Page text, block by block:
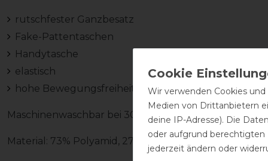
rutschfester Ganzbesatz
Fake-Pattentaschen
Handytasche
elastisch
hohe Bewegungsfreiheit
Maschinenwaschbar bei 30 Grad im
Material: 73% Polyamid, 27% Elasthan
Wir verwenden Cookies
Medien von Drittanbietern
deine IP-Adresse). Die
oder aufgrund berechtigten
jederzeit ändern oder